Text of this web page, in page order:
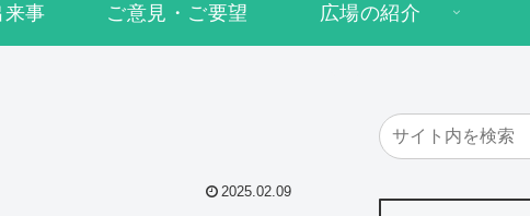
来事 ご意見・ご要望 広場の紹介
2025.02.09